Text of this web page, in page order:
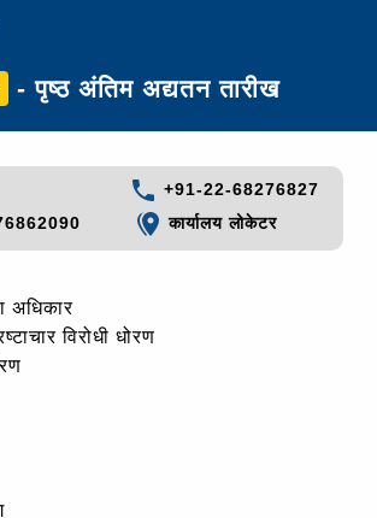
- पृष्ठ अंतिम अद्यतन तारीख
+91-22-68276827
कार्यालय लोकेटर
अधिकार
विरोधी धोरण